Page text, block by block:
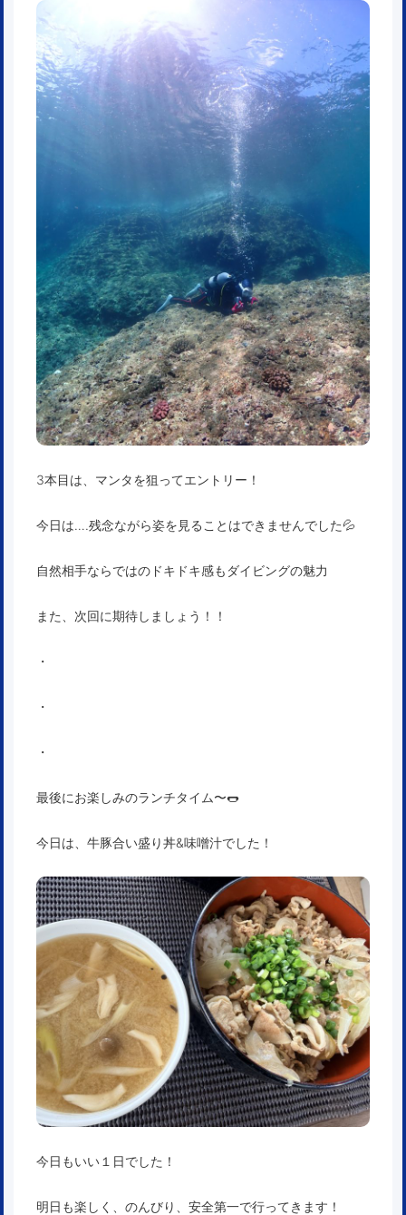
3本目は、マンタを狙ってエントリー！
今日は….残念ながら姿を見ることはできませんでした💦
自然相手ならではのドキドキ感もダイビングの魅力
また、次回に期待しましょう！！
・
・
・
最後にお楽しみのランチタイム〜🌭
今日は、牛豚合い盛り丼&味噌汁でした！
今日もいい１日でした！
明日も楽しく、のんびり、安全第一で行ってきます！